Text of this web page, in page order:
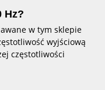
Hz?
w tym sklepie
wyjściową
częstotliwości